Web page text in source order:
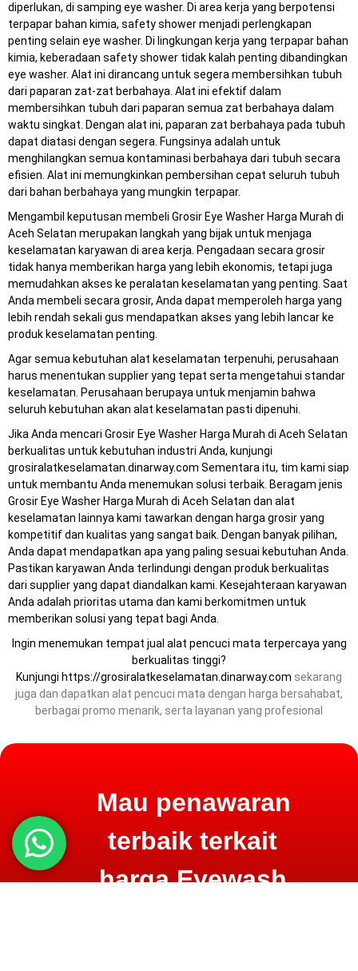
diperlukan, di samping eye washer. Di area kerja yang berpotensi
terpapar bahan kimia, safety shower menjadi perlengkapan
penting selain eye washer. Di lingkungan kerja yang terpapar bahan
kimia, keberadaan safety shower tidak kalah penting dibandingkan
eye washer. Alat ini dirancang untuk segera membersihkan tubuh
dari paparan zat-zat berbahaya. Alat ini efektif dalam
membersihkan tubuh dari paparan semua zat berbahaya dalam
waktu singkat. Dengan alat ini, paparan zat berbahaya pada tubuh
dapat diatasi dengan segera. Fungsinya adalah untuk
menghilangkan semua kontaminasi berbahaya dari tubuh secara
efisien. Alat ini memungkinkan pembersihan cepat seluruh tubuh
dari bahan berbahaya yang mungkin terpapar.
Mengambil keputusan membeli Grosir Eye Washer Harga Murah di
Aceh Selatan merupakan langkah yang bijak untuk menjaga
keselamatan karyawan di area kerja. Pengadaan secara grosir
tidak hanya memberikan harga yang lebih ekonomis, tetapi juga
memudahkan akses ke peralatan keselamatan yang penting. Saat
Anda membeli secara grosir, Anda dapat memperoleh harga yang
lebih rendah sekali gus mendapatkan akses yang lebih lancar ke
produk keselamatan penting.
Agar semua kebutuhan alat keselamatan terpenuhi, perusahaan
harus menentukan supplier yang tepat serta mengetahui standar
keselamatan. Perusahaan berupaya untuk menjamin bahwa
seluruh kebutuhan akan alat keselamatan pasti dipenuhi.
Jika Anda mencari Grosir Eye Washer Harga Murah di Aceh Selatan
berkualitas untuk kebutuhan industri Anda, kunjungi
grosiralatkeselamatan.dinarway.com Sementara itu, tim kami siap
untuk membantu Anda menemukan solusi terbaik. Beragam jenis
Grosir Eye Washer Harga Murah di Aceh Selatan dan alat
keselamatan lainnya kami tawarkan dengan harga grosir yang
kompetitif dan kualitas yang sangat baik. Dengan banyak pilihan,
Anda dapat mendapatkan apa yang paling sesuai kebutuhan Anda.
Pastikan karyawan Anda terlindungi dengan produk berkualitas
dari supplier yang dapat diandalkan kami. Kesejahteraan karyawan
Anda adalah prioritas utama dan kami berkomitmen untuk
memberikan solusi yang tepat bagi Anda.
Ingin menemukan tempat jual alat pencuci mata terpercaya yang
berkualitas tinggi?
Kunjungi https://grosiralatkeselamatan.dinarway.com sekarang
juga dan dapatkan alat pencuci mata dengan harga bersahabat,
berbagai promo menarik, serta layanan yang profesional
Mau penawaran
terbaik terkait
harga Eyewash